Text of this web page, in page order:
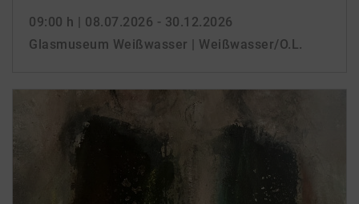
09:00 h | 08.07.2026 - 30.12.2026
Glasmuseum Weißwasser | Weißwasser/O.L.